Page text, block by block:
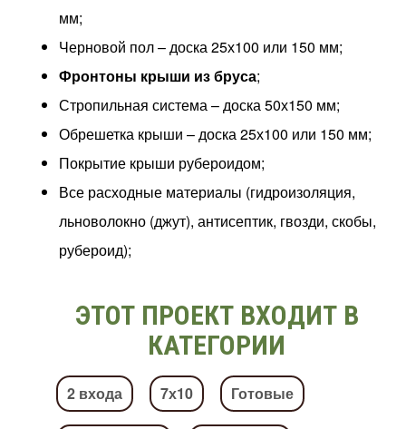
мм;
Черновой пол – доска 25х100 или 150 мм;
Фронтоны крыши из бруса;
Стропильная система – доска 50х150 мм;
Обрешетка крыши – доска 25х100 или 150 мм;
Покрытие крыши рубероидом;
Все расходные материалы (гидроизоляция,
льноволокно (джут), антисептик, гвозди, скобы,
рубероид);
ЭТОТ ПРОЕКТ ВХОДИТ В
КАТЕГОРИИ
2 входа 7х10 Готовые